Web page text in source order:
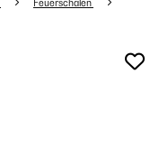
Feuerschalen